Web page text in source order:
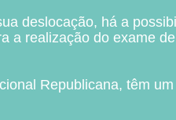
deslocação, há a
a realização do exame
Republicana, têm